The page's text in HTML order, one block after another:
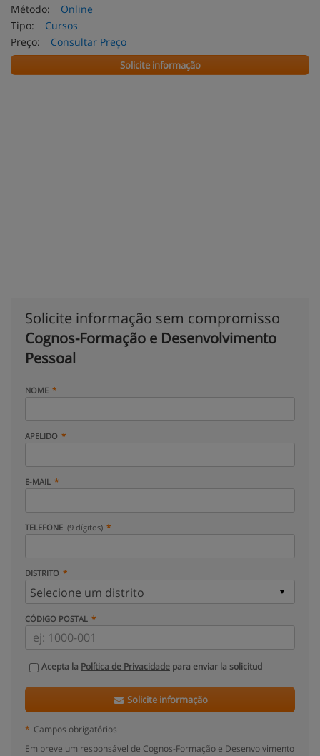
Método:
Online
Tipo:
Cursos
Preço:
Consultar Preço
Solicite informação
Solicite informação sem compromisso
Cognos-Formação e Desenvolvimento
Pessoal
NOME
APELIDO
E-MAIL
TELEFONE (9 dígitos)
DISTRITO
CÓDIGO POSTAL
Acepta la Política de Privacidade para enviar la solicitud
Solicite informação
* Campos obrigatórios
Em breve um responsável de Cognos-Formação e Desenvolvimento